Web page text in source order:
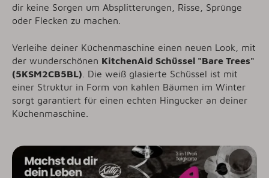
dir keine Sorgen um Absplitterungen, Risse, Sprünge
oder Flecken zu machen.
Verleihe deiner Küchenmaschine einen neuen Look, mit
der wunderschönen KitchenAid Schüssel "Bare Trees"
(5KSM2CB5BL) . Die weiß glasierte Schüssel ist mit
einer Struktur in Form von kahlen Bäumen im Winter
sorgt garantiert für einen echten Hingucker an deiner
Küchenmaschine.